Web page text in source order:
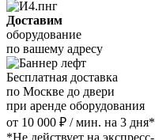
Доставим
оборудование
по вашему адресу
Бесплатная доставка
по Москве до двери
при аренде оборудования
от 10 000 ₽ / мин. на 3 дня*